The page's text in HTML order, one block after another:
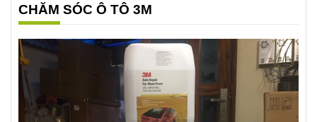
CHĂM SÓC Ô TÔ 3M